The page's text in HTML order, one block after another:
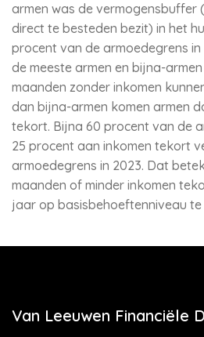
armen was de vermogensbuffer
direct te besteden bezit) in het
procent van de armoedegrens
de meeste armen en bijna-
maanden zonder inkomen
dan bijna-armen komen armen
tekort. Bijna 60 procent van de
25 procent aan inkomen tekort
armoedegrens in 2023. Dat
maanden of minder inkomen
jaar op basisbehoeftenniveau te
Van Leeuwen Financiële